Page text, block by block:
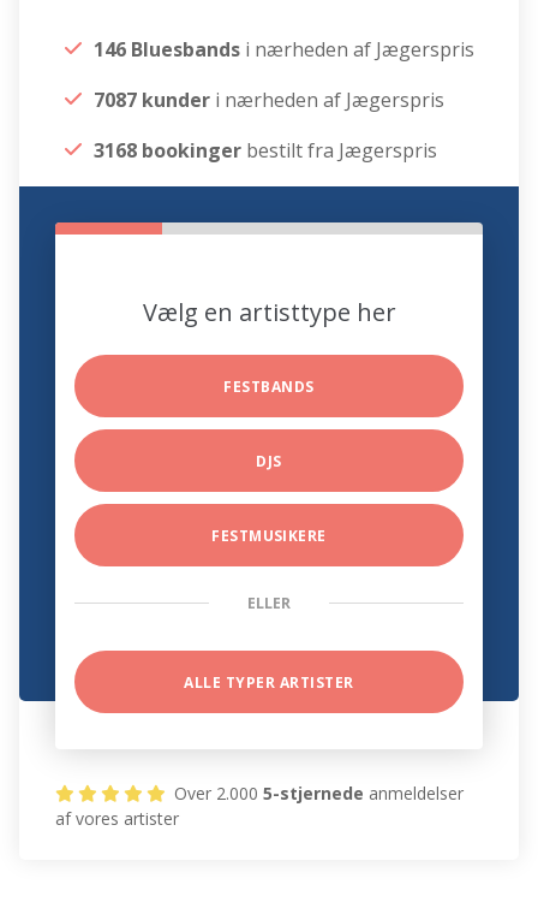
146 Bluesbands i nærheden af Jægerspris
7087 kunder i nærheden af Jægerspris
3168 bookinger bestilt fra Jægerspris
Vælg en artisttype her
FESTBANDS
DJS
FESTMUSIKERE
ELLER
ALLE TYPER ARTISTER
Over 2.0005-stjernede anmeldelser
af vores artister